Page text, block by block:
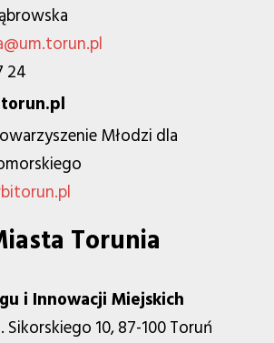
24
Młodzi dla
Torunia
i Innowacji Miejskich
Sikorskiego 10, 87-100 Toruń